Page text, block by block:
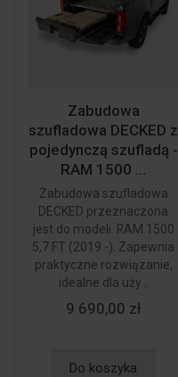
Zabudowa
szufladowa DECKED z
pojedynczą szufladą -
RAM 1500 ...
Zabudowa szufladowa
DECKED przeznaczona
jest do modeli RAM 1500
5,7 FT (2019 -). Zapewnia
praktyczne rozwiązanie,
idealne dla uży...
9 690,00 zł
Do koszyka